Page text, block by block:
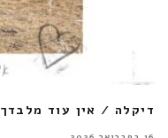
דיקלה / אין עוד מלבדך